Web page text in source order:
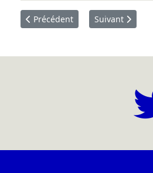
Article précédent : A31 bis :
Précédent Article suivant
Suivant